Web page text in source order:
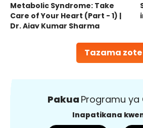
Tazama zote
Metabolic Syndrome: Take
Care of Your Heart (Part - 1) |
Dr. Ajay Kumar Sharma
Pakua Programu ya
Inapatikana